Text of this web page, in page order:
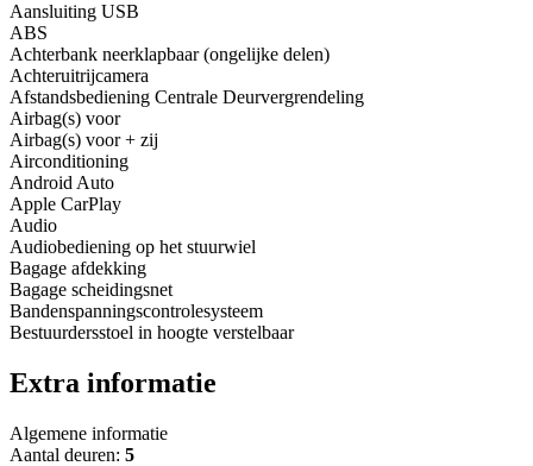
Aansluiting USB
ABS
Achterbank neerklapbaar (ongelijke delen)
Achteruitrijcamera
Afstandsbediening Centrale Deurvergrendeling
Airbag(s) voor
Airbag(s) voor + zij
Airconditioning
Android Auto
Apple CarPlay
Audio
Audiobediening op het stuurwiel
Bagage afdekking
Bagage scheidingsnet
Bandenspanningscontrolesysteem
Bestuurdersstoel in hoogte verstelbaar
Extra informatie
Algemene informatie
Aantal deuren: 5